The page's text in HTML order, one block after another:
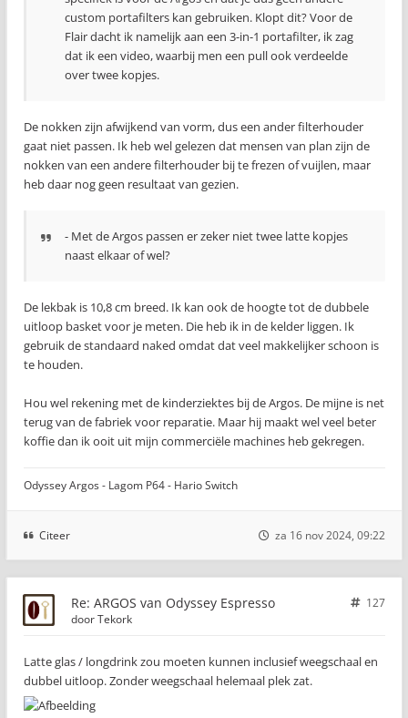
custom portafilters kan gebruiken. Klopt dit? Voor de
Flair dacht ik namelijk aan een 3-in-1 portafilter, ik zag
dat ik een video, waarbij men een pull ook verdeelde
over twee kopjes.
De nokken zijn afwijkend van vorm, dus een ander filterhouder
gaat niet passen. Ik heb wel gelezen dat mensen van plan zijn de
nokken van een andere filterhouder bij te frezen of vuijlen, maar
heb daar nog geen resultaat van gezien.
- Met de Argos passen er zeker niet twee latte kopjes
naast elkaar of wel?
De lekbak is 10,8 cm breed. Ik kan ook de hoogte tot de dubbele
uitloop basket voor je meten. Die heb ik in de kelder liggen. Ik
gebruik de standaard naked omdat dat veel makkelijker schoon is
te houden.
Hou wel rekening met de kinderziektes bij de Argos. De mijne is net
terug van de fabriek voor reparatie. Maar hij maakt wel veel beter
koffie dan ik ooit uit mijn commerciële machines heb gekregen.
Odyssey Argos - Lagom P64 - Hario Switch
Citeer za 16 nov 2024, 09:22
Re: ARGOS van Odyssey Espresso
127
doorTekork
Latte glas / longdrink zou moeten kunnen inclusief weegschaal en
dubbel uitloop. Zonder weegschaal helemaal plek zat.